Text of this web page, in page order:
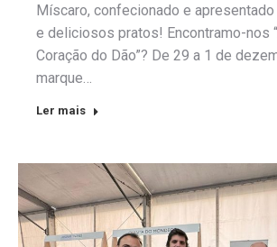
Míscaro, confecionado e
e deliciosos pratos! Encontramo-nos
Coração do Dão”? De 29 a 1 de
marque…
Ler mais